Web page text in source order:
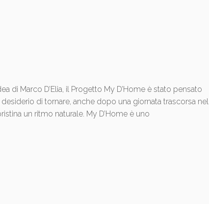
di Marco D’Elia, il Progetto My D’Home è stato pensato
di tornare, anche dopo una giornata trascorsa nel
un ritmo naturale. My D’Home è uno